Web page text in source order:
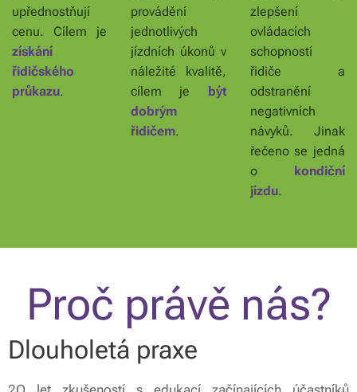
upřednostňují
cenu. Cílem je
získání
řidičského
průkazu.
provádění
jednotlivých
jízdních úkonů v
náležité kvalitě,
cílem je
být
dobrým
řidičem.
zlepšení
ovládacích
schopností
řidiče a
odstranění
negativních
návyků. Jinak
řečeno se jedná
o kondiční
jízdu.
Proč právě nás?
Dlouholetá praxe